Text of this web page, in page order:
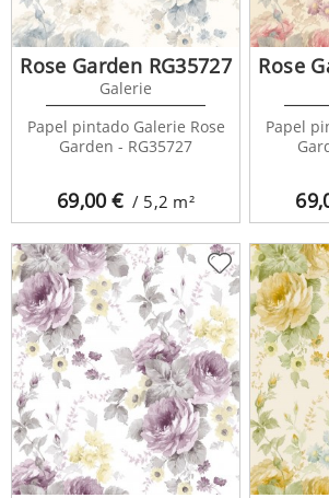
69,00€ / 5,2 m²
Rose Garden RG35727
Galerie
Papel pintado Galerie Rose
Garden - RG35727
Rose
Papel